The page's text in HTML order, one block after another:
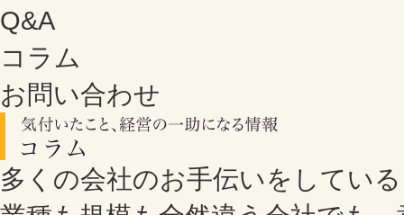
Q&A
コラム
お問い合わせ
多くの会社のお手伝いをしてい